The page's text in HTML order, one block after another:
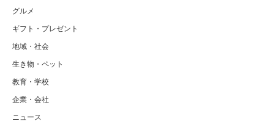
グルメ
ギフト・プレゼント
地域・社会
生き物・ペット
教育・学校
企業・会社
ニュース